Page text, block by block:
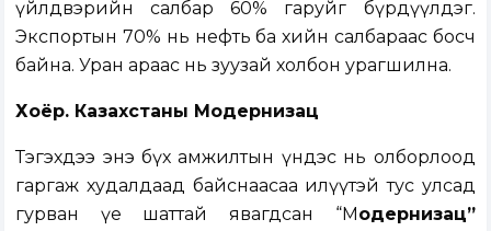
үйлдвэрийн салбар 60% гаруйг бүрдүүлдэг.
Экспортын 70% нь нефть ба хийн салбараас босч
байна. Уран араас нь зуузай холбон урагшилна.
Хоёр. Казахстаны Модернизац
Тэгэхдээ энэ бүх амжилтын үндэс нь олборлоод
гаргаж худалдаад байснаасаа илүүтэй тус улсад
гурван үе шаттай явагдсан “М одернизац”